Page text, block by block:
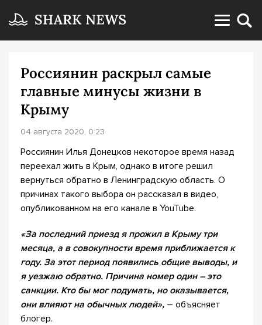
Россиянин раскрыл самые
главные минусы жизни в
Крыму
04 августа 2020, 0:23
Россиянин Илья Донецков некоторое время назад
переехал жить в Крым, однако в итоге решил
вернуться обратно в Ленинградскую область. О
причинах такого выбора он рассказал в видео,
опубликованном на его канале в YouTube.
«За последний приезд я прожил в Крыму три
месяца, а в совокупности время приближается к
году. За этот период появились общие выводы, и
я уезжаю обратно. Причина номер один – это
санкции. Кто бы мог подумать, но оказывается,
они влияют на обычных людей», – объясняет
блогер.